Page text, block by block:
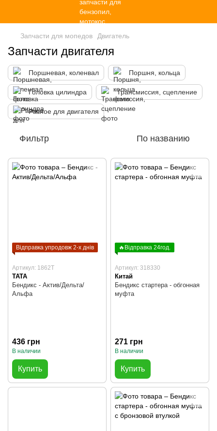
Запчасти для мопедов Двигатель
Запчасти двигателя
Поршневая, коленвал Поршня, кольца
Головка цилиндра Трансмиссия, сцепление
Разное для двигателя
Фильтр По названию
Відправка упродовж 2-х днів
Артикул: 1862T
TATA
Бендикс - Актив/Дельта/
Альфа
436 грн
В наличии
Купить
🔥Відправка 24год.
Артикул: 318330
Китай
Бендикс стартера - обгонная
муфта
271 грн
В наличии
Купить